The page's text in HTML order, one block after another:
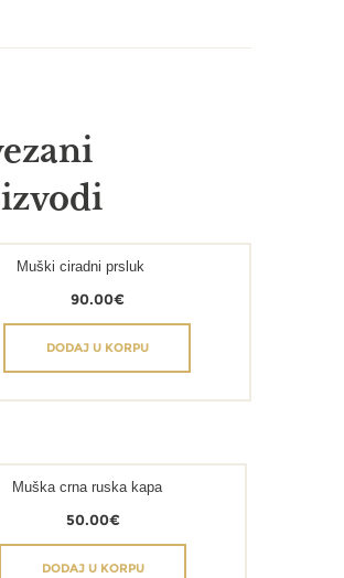
Muški ciradni prsluk
90.00€
DODAJ U KORPU
Muška crna ruska kapa
50.00€
DODAJ U KORPU